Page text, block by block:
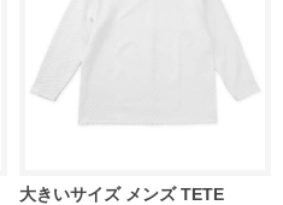
大きいサイズ メンズ TETE